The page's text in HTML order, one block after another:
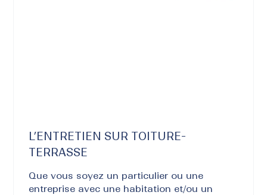
L’ENTRETIEN SUR TOITURE-
TERRASSE
Que vous soyez un particulier ou une
entreprise avec une habitation et/ou un